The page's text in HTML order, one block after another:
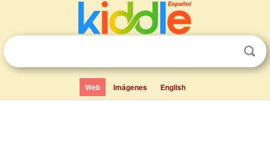
Web Imágenes English